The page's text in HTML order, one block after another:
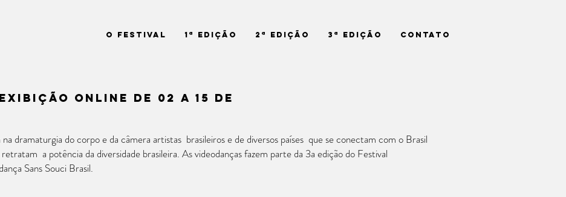
O Festival 1ª Edição 2ª Edição 3ª Edição Contato
online de 02 a 15 de
dramaturgia do corpo e da câmera artistas brasileiros e de diversos países que se conectam com o Brasil
a potência da diversidade brasileira. As videodanças fazem parte da 3a edição do Festival
Sans Souci Brasil.